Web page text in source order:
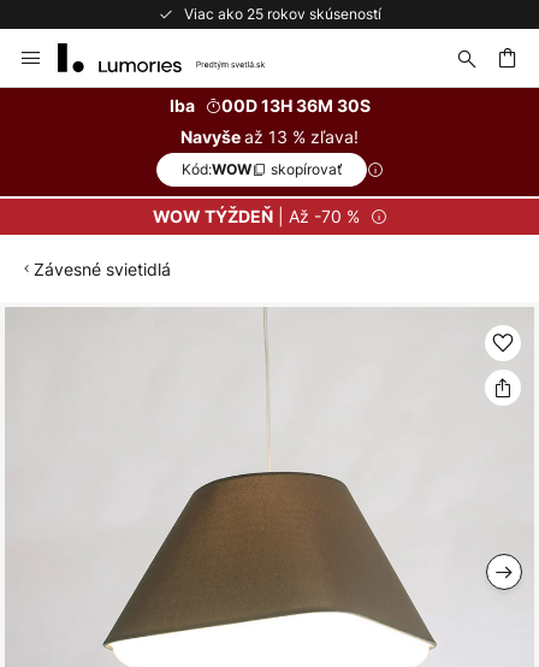
Viac ako 25 rokov skúseností
to
Iba
00D 13H 36M 30S
Navyšeaž 13 % zľava!
Kód:WOW skopírovať
WOW TÝŽDEŇ| Až -70 %
Závesné svietidlá